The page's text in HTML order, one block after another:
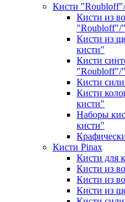
Кисти
Кисти из
"Roubloff"/
Кисти из
кисти"
Кисти
"Roubloff"/
Кисти
Кисти
кисти"
Наборы
кисти"
Кисти Pinax
Кисти для
Кисти из
Кисти из
Кисти из